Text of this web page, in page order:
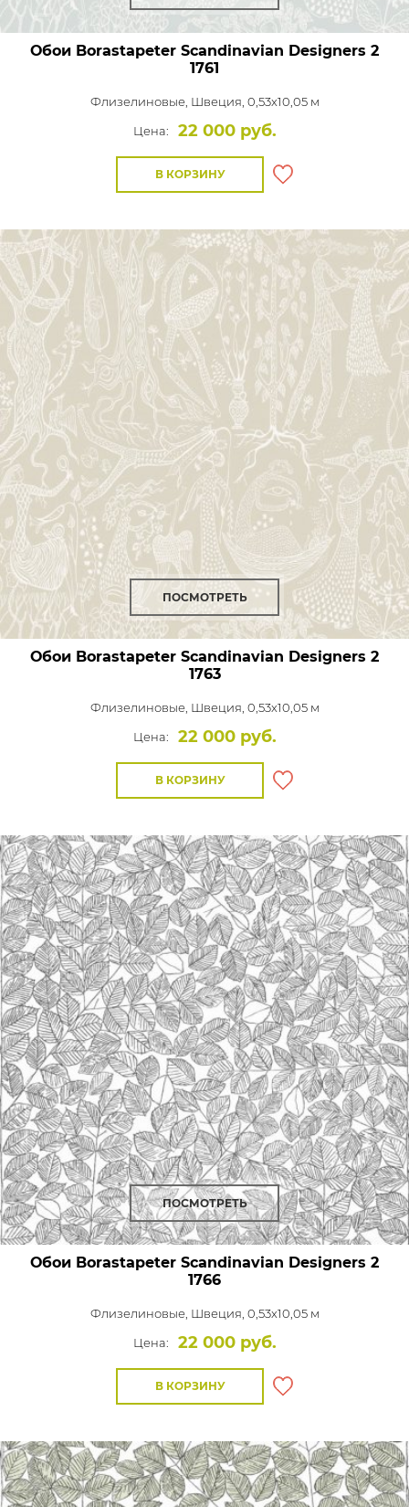
Обои Borastapeter Scandinavian Designers 2
1761
Флизелиновые, Швеция, 0,53x10,05 м
Цена:
22 000 руб.
В КОРЗИНУ
ПОСМОТРЕТЬ
Обои Borastapeter Scandinavian Designers 2
1763
Флизелиновые, Швеция, 0,53x10,05 м
Цена:
22 000 руб.
В КОРЗИНУ
ПОСМОТРЕТЬ
Обои Borastapeter Scandinavian Designers 2
1766
Флизелиновые, Швеция, 0,53x10,05 м
Цена:
22 000 руб.
В КОРЗИНУ